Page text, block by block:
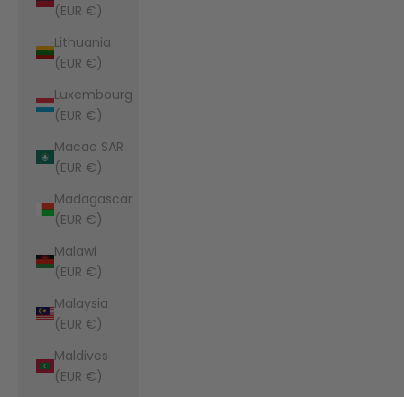
(EUR €)
Lithuania
(EUR €)
Luxembourg
(EUR €)
Macao SAR
(EUR €)
Madagascar
(EUR €)
Malawi
(EUR €)
Malaysia
(EUR €)
Maldives
(EUR €)